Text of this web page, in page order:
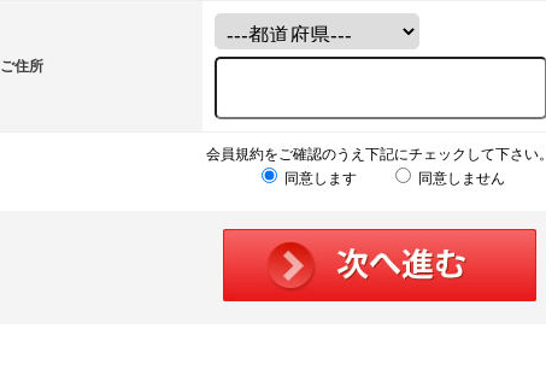
ご住所
会員規約をご確認のうえ下記にチェックして下さい。
同意します
同意しません